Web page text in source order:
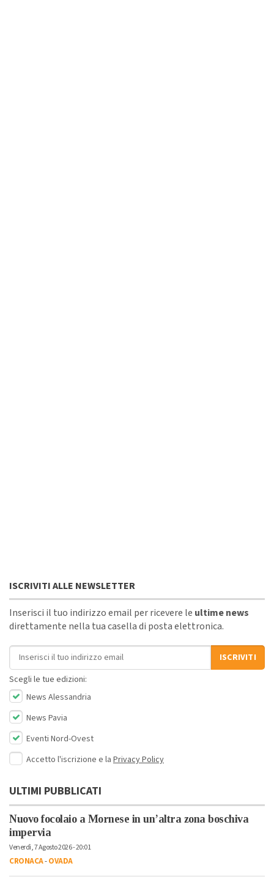
ISCRIVITI ALLE NEWSLETTER
Inserisci il tuo indirizzo email per ricevere le ultime news
direttamente nella tua casella di posta elettronica.
Indirizzo email
ISCRIVITI
Scegli le tue edizioni:
News Alessandria
News Pavia
Eventi Nord-Ovest
Accetto l'iscrizione e la Privacy Policy
ULTIMI PUBBLICATI
Nuovo focolaio a Mornese in un’altra zona boschiva
impervia
Venerdì, 7 Agosto 2026 - 20:01
CRONACA-OVADA